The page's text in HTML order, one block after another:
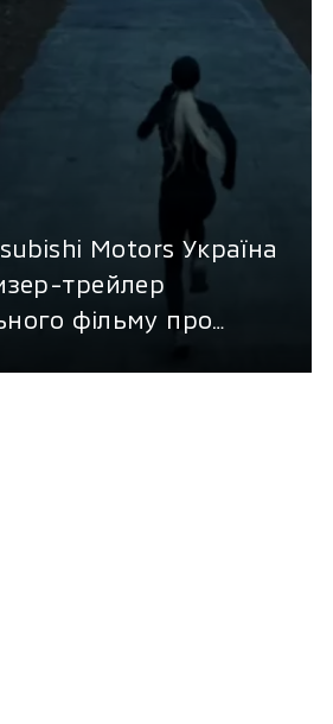
Motors Україна
трейлер
фільму про